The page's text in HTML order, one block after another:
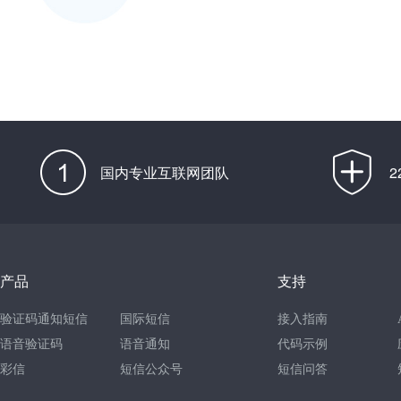
国内专业互联网团队
产品
验证码通知短信
国际短信
语音验证码
语音通知
彩信
短信公众号
支持
接入指南
代码示例
短信问答